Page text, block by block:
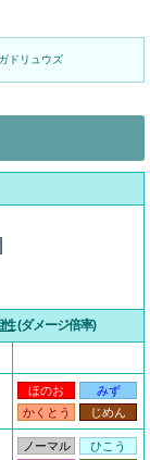
ドリュウズ
性(ダメージ倍率)
ほのお
みず
かくとう
じめん
ノーマル
ひこう